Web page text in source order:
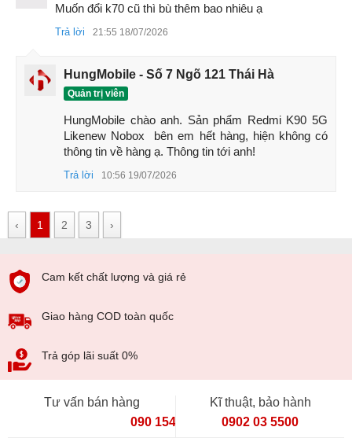
Khi chơiHonor of Kings ở 120fps, Redmi K90 duy trì
ổn định suốt 30 phút, mức tiêu thụ điện năng chỉ 3.4W
Với Genshin Impact, máy duy trì 60fps trung bình, công
suất 4W và nhiệt độ tối đa 41.9°C.
Ở tựa game nặng Honkai Impact 3rd, máy đạt 57.7fps
trung bình, công suất 6.7W và nhiệt độ cao nhất
47.2°C.
Nhờ khả năng kiểm soát nhiệt độ tốt và tản nhiệt hiệu quả,
Redmi K90 mang lại trải nghiệm gaming cực kỳ mượt mà,
Muốn đổi k70 cũ thì bù thêm bao nhiêu ạ
Trả lời 21:55 18/07/2026
HungMobile - Số 7 Ngõ 121 Thái Hà
Quản trị viên
HungMobile chào anh. Sản phẩm Redmi K90 5G
Likenew Nobox  bên em hết hàng, hiện không có
thông tin về hàng ạ. Thông tin tới anh!
Trả lời 10:56 19/07/2026
‹ 1 2 3 ›
Cam kết chất lượng và giá rẻ
Giao hàng COD toàn quốc
Trả góp lãi suất 0%
Tư vấn bán hàng
090 154 8866
Kĩ thuật, bảo hành
0902 03 5500